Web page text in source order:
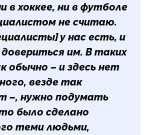
в хоккее, ни в футболе
не считаю.
у нас есть, и
им. В таких
обычно – и здесь нет
везде так
–, нужно подумать
было сделано
теми людьми,